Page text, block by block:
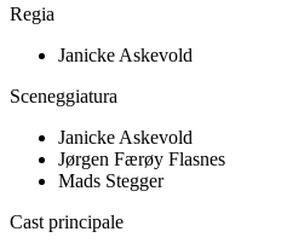
Regia
Janicke Askevold
Sceneggiatura
Janicke Askevold
Jørgen Færøy Flasnes
Mads Stegger
Cast principale